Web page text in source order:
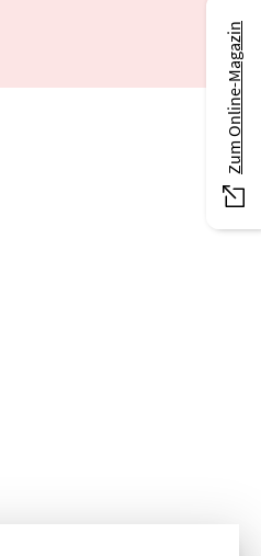
Zum Online-Magazin